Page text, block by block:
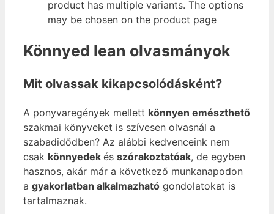
product has multiple variants. The options
may be chosen on the product page
Könnyed lean olvasmányok
Mit olvassak kikapcsolódásként?
A ponyvaregények mellett könnyen emészthető
szakmai könyveket is szívesen olvasnál a
szabadidődben? Az alábbi kedvenceink nem
csak könnyedek és szórakoztatóak, de egyben
hasznos, akár már a következő munkanapodon
a gyakorlatban alkalmazható gondolatokat is
tartalmaznak.